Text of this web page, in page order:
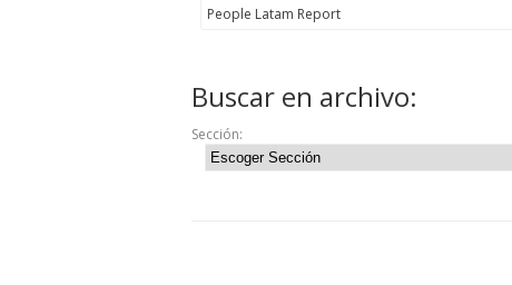
Buscar en archivo:
Sección: